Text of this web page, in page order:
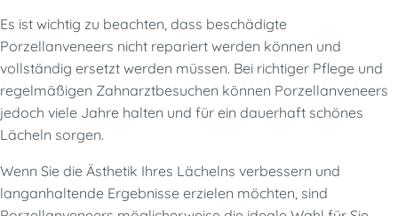
Es ist wichtig zu beachten, dass beschädigte
Porzellanveneers nicht repariert werden können und
vollständig ersetzt werden müssen. Bei richtiger Pflege und
regelmäßigen Zahnarztbesuchen können Porzellanveneers
jedoch viele Jahre halten und für ein dauerhaft schönes
Lächeln sorgen.
Wenn Sie die Ästhetik Ihres Lächelns verbessern und
langanhaltende Ergebnisse erzielen möchten, sind